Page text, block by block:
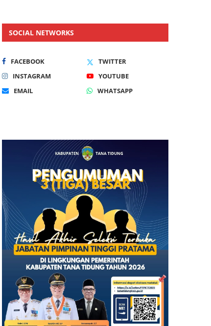
SOCIAL NETWORKS
FACEBOOK
TWITTER
INSTAGRAM
YOUTUBE
EMAIL
WHATSAPP